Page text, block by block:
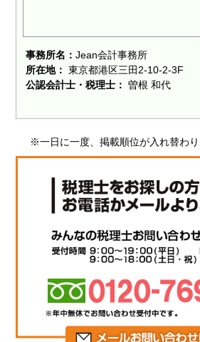
事務所名：Jean会計事務所
所在地： 東京都港区三田2-10-2-3F
公認会計士・税理士： 曽根 和代
※一日に一度、掲載順位が入れ替わり